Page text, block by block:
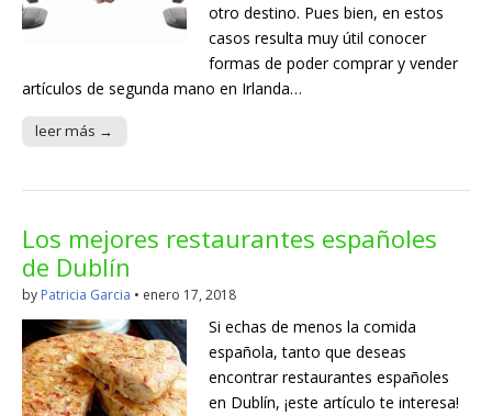
otro destino. Pues bien, en estos
casos resulta muy útil conocer
formas de poder comprar y vender
artículos de segunda mano en Irlanda…
leer más →
Los mejores restaurantes españoles
de Dublín
by Patricia Garcia • enero 17, 2018
Si echas de menos la comida
española, tanto que deseas
encontrar restaurantes españoles
en Dublín, ¡este artículo te interesa!